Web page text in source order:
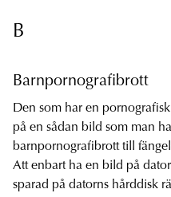
B
Barnpornografibrott
Den som har en
på en sådan bild som man
barnpornografibrott till
Att enbart ha en bild på
sparad på datorns hårddisk